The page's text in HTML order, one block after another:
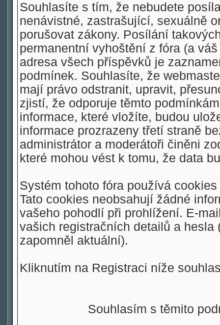
Souhlasíte s tím, že nebudete
nenávistné, zastrašující, sexuálně
porušovat zákony. Posílání
permanentní vyhoštění z fóra (a
adresa všech příspěvků je
podmínek. Souhlasíte, že
mají právo odstranit, upravit,
zjistí, že odporuje těmto
informace, které vložíte, budou
informace prozrazeny třetí straně
administrátor a moderátoři činěni
které mohou vést k tomu, že data
Systém tohoto fóra používá
Tato cookies neobsahují žádné
vašeho pohodlí při prohlížení. E-
vašich registračních detailů a
zapomněl aktuální).
Kliknutím na Registraci níže
Souhlasím s těmito